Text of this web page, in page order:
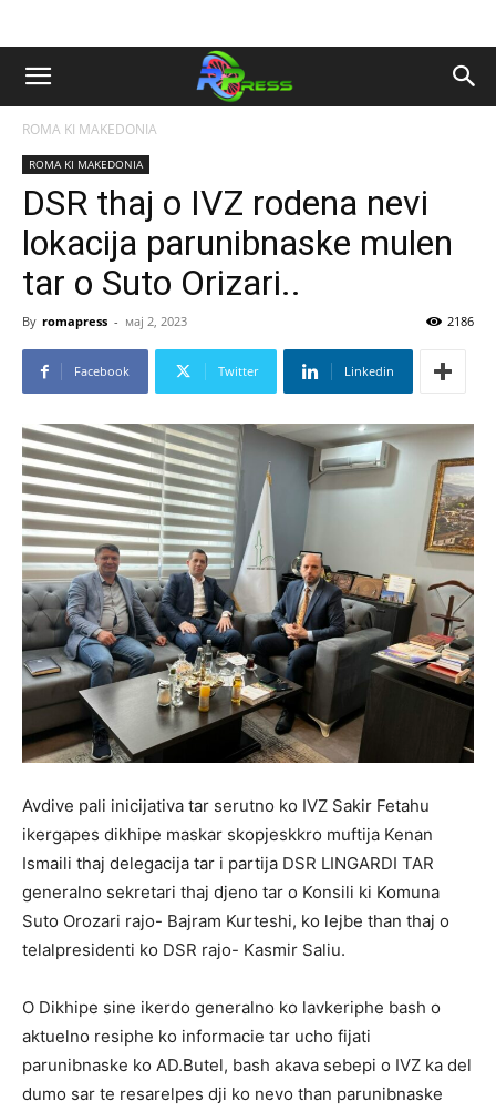
ROMA KI MAKEDONIA
ROMA KI MAKEDONIA
DSR thaj o IVZ rodena nevi
lokacija parunibnaske mulen
tar o Suto Orizari..
By romapress - мај 2, 2023 2186
Facebook Twitter Linkedin
Avdive pali inicijativa tar serutno ko IVZ Sakir Fetahu
ikergapes dikhipe maskar skopjeskkro muftija Kenan
Ismaili thaj delegacija tar i partija DSR LINGARDI TAR
generalno sekretari thaj djeno tar o Konsili ki Komuna
Suto Orozari rajo- Bajram Kurteshi, ko lejbe than thaj o
telalpresidenti ko DSR rajo- Kasmir Saliu.
O Dikhipe sine ikerdo generalno ko lavkeriphe bash o
aktuelno resiphe ko informacie tar ucho fijati
parunibnaske ko AD.Butel, bash akava sebepi o IVZ ka del
dumo sar te resarelpes dji ko nevo than parunibnaske